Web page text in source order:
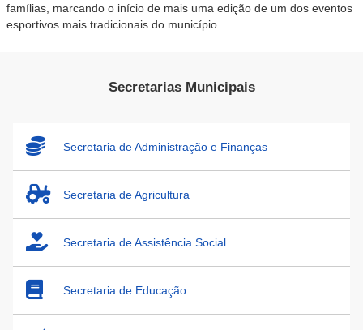
famílias, marcando o início de mais uma edição de um dos eventos
esportivos mais tradicionais do município.
Secretarias Municipais
Secretaria de Administração e Finanças
Secretaria de Agricultura
Secretaria de Assistência Social
Secretaria de Educação